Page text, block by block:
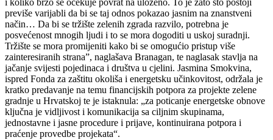
i koliko brzo se očekuje povrat na uloženo. To je zato što postoji
previše varijabli da bi se taj odnos pokazao jasnim na znanstveni
način… Da bi se tržište zelenih zgrada razvilo, potrebna je
posvećenost mnogih ljudi i to se mora dogoditi u uskoj suradnji.
Tržište se mora promijeniti kako bi se omogućio pristup više
zainteresiranih strana”, naglašava Branagan, te naglasak stavlja na
jačanje svijesti pojedinaca i društva u cjelini. Jasmina Smokvina,
ispred Fonda za zaštitu okoliša i energetsku učinkovitost, održala je
kratko predavanje na temu financijskih potpora za projekte zelene
gradnje u Hrvatskoj te je istaknula: „za poticanje energetske obnove
ključna je vidljivost i komunikacija sa ciljnim skupinama,
jednostavne i jasne procedure i prijave, kontinuirana potpora i
praćenje provedbe projekata“.